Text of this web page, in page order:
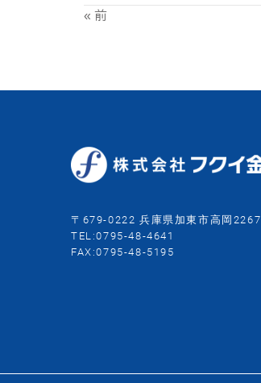
« 前
〒679-0222 兵庫県加東市高岡2267
TEL:0795-48-4641
FAX:0795-48-5195